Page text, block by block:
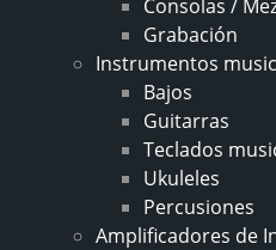
Consolas /
Grabación
Instrumentos
Bajos
Guitarras
Teclados
Ukuleles
Percusiones
Amplificadores de